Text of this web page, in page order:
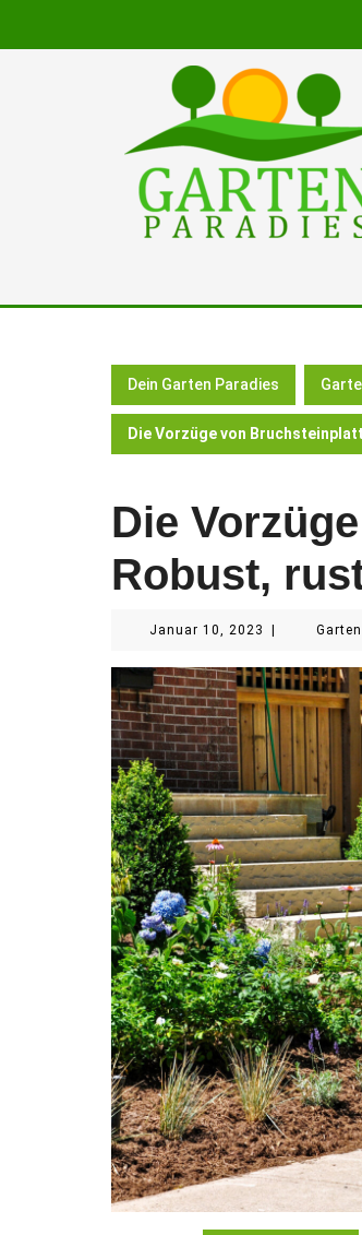
Dein Garten Paradies
Die Vorzüge von
Die
Robust,
Januar 10, 2023 Januar
2023